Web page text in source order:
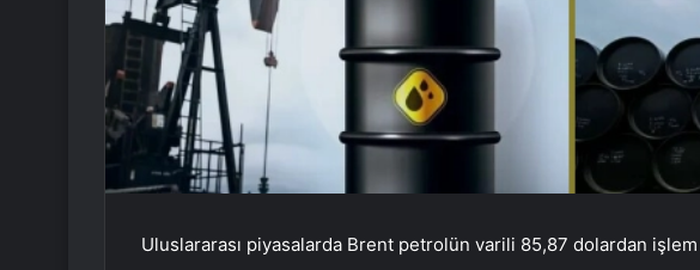
Uluslararası piyasalarda Brent petrolün varili 85,87 dolardan